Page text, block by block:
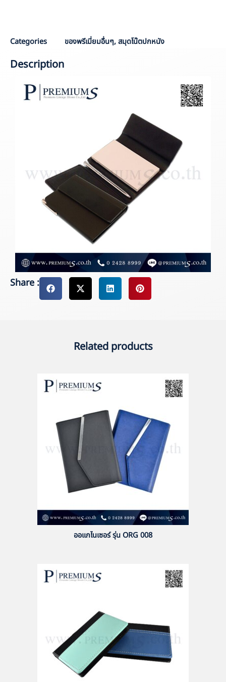
Categories ของพรีเมี่ยมอื่นๆ,สมุดโน๊ตปกหนัง
Description
Share :
Related products
ออแกไนเซอร์ รุ่น ORG 008